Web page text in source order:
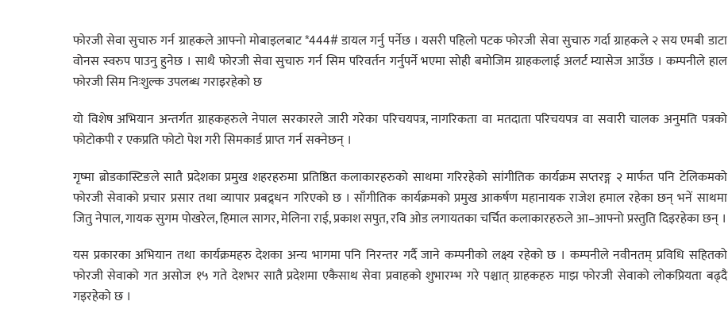
फोरजी सेवा सुचारु गर्न ग्राहकले आफ्नो मोबाइलबाट *444# डायल गर्नु पर्नेछ । यसरी पहिलो पटक फोरजी सेवा सुचारु गर्दा ग्राहकले २ सय एमबी डाटा
वोनस स्वरुप पाउनु हुनेछ । साथै फोरजी सेवा सुचारु गर्न सिम परिवर्तन गर्नुपर्ने भएमा सोही बमोजिम ग्राहकलाई अलर्ट म्यासेज आउँछ । कम्पनीले हाल
फोरजी सिम निःशुल्क उपलब्ध गराइरहेको छ
यो विशेष अभियान अन्तर्गत ग्राहकहरुले नेपाल सरकारले जारी गरेका परिचयपत्र, नागरिकता वा मतदाता परिचयपत्र वा सवारी चालक अनुमति पत्रको
फोटोकपी र एकप्रति फोटो पेश गरी सिमकार्ड प्राप्त गर्न सक्नेछन् ।
गृष्मा ब्रोडकास्टिङले सातै प्रदेशका प्रमुख शहरहरुमा प्रतिष्ठित कलाकारहरुको साथमा गरिरहेको सांगीतिक कार्यक्रम सप्तरङ्ग २ मार्फत पनि टेलिकमको
फोरजी सेवाको प्रचार ­प्रसार तथा व्यापार प्रबद्र्धन गरिएको छ । साँगीतिक कार्यक्रमको प्रमुख आकर्षण महानायक राजेश हमाल रहेका छन् भनें साथमा
जितु नेपाल, गायक सुगम पोखरेल, हिमाल सागर, मेलिना राई, प्रकाश सपुत, रवि ओड लगायतका चर्चित कलाकारहरुले आ–आफ्नो प्रस्तुति दिइरहेका छन् ।
यस प्रकारका अभियान तथा कार्यक्रमहरु देशका अन्य भागमा पनि निरन्तर गर्दै जाने कम्पनीको लक्ष्य रहेको छ । कम्पनीले नवीनतम् प्रविधि सहितको
फोरजी सेवाको गत असोज १५ गते देशभर सातै प्रदेशमा एकैसाथ सेवा प्रवाहको शुभारम्भ गरे पश्चात् ग्राहकहरु माझ फोरजी सेवाको लोकप्रियता बढ्दै
गइरहेको छ ।